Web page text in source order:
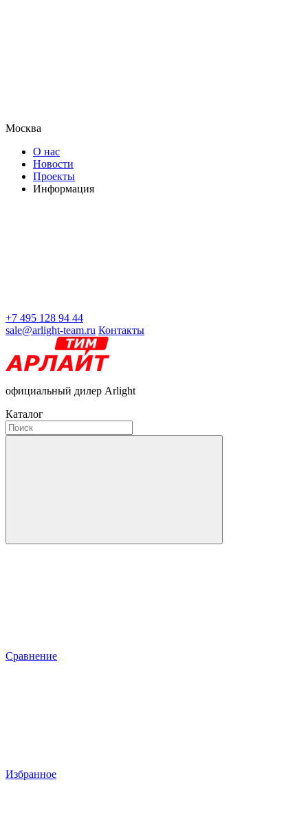
Москва
О нас
Новости
Проекты
Информация
+7 495 128 94 44
sale@arlight-team.ru Контакты
официальный дилер Arlight
Каталог
Сравнение
Избранное